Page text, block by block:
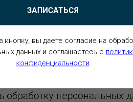
может в любой момент
Оператору на адрес
«Отзыв согласия на
обработку персональных
ЗАПИСАТЬСЯ
кнопку, вы даете согласие на
данных и соглашаетесь c
конфиденциальности